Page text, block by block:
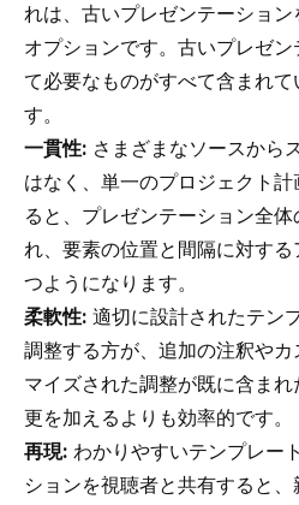
れは、古いプレゼンテーショ
オプションです。古いプレゼ
て必要なものがすべて含まれて
す。
一貫性: さまざまなソースから
はなく、単一のプロジェクト
ると、プレゼンテーション全
れ、要素の位置と間隔に対す
つようになります。
柔軟性: 適切に設計されたテン
調整する方が、追加の注釈や
マイズされた調整が既に含ま
更を加えるよりも効率的です。
再現: わかりやすいテンプレー
ションを視聴者と共有すると